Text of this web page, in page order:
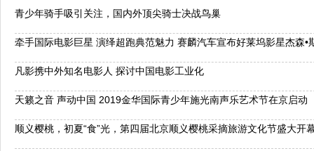
青少年骑手吸引关注，国内外顶尖骑士决战鸟巢
牵手国际电影巨星 演绎超跑典范魅力 赛麟汽车宣布好莱坞影星杰森•
凡影携中外知名电影人 探讨中国电影工业化
天籁之音 声动中国 2019金华国际青少年施光南声乐艺术节在京启动 ​
顺义樱桃，初夏“食”光，第四届北京顺义樱桃采摘旅游文化节盛大开